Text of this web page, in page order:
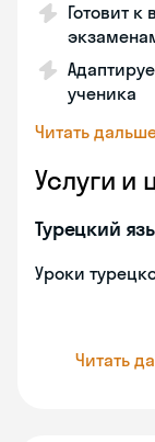
Готовит
ученика
Читать
Услуги и
Турецкий
Уроки
Читать